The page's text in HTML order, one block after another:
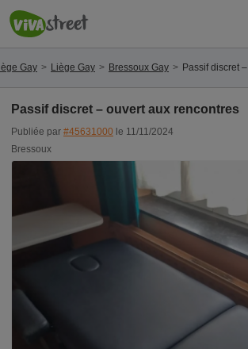
Gay Liège Gay Bressoux Gay Passif discret
Passif discret – ouvert aux rencontres
Publiée par #45631000 le 11/11/2024
Bressoux